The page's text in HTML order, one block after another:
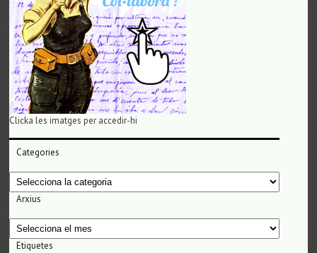
Clicka les imatges per accedir-hi
Categories
Categories
Arxius
Arxius
Etiquetes